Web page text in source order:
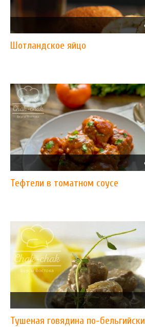
Шотландское яйцо
Тефтели в томатном соусе
Тушеная говядина по-бельгийски